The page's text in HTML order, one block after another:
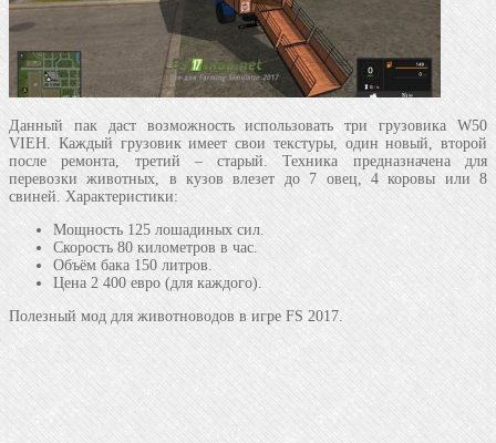
Данный пак даст возможность использовать три грузовика W50
VIEH. Каждый грузовик имеет свои текстуры, один новый, второй
после ремонта, третий – старый. Техника предназначена для
перевозки животных, в кузов влезет до 7 овец, 4 коровы или 8
свиней. Характеристики:
Мощность 125 лошадиных сил.
Скорость 80 километров в час.
Объём бака 150 литров.
Цена 2 400 евро (для каждого).
Полезный мод для животноводов в игре FS 2017.